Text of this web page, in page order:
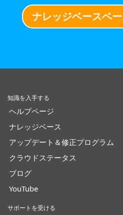
ナレッジベースベ
知識を入手する
ヘルプページ
ナレッジベース
アップデート＆修正プログラム
クラウドステータス
ブログ
YouTube
サポートを受ける